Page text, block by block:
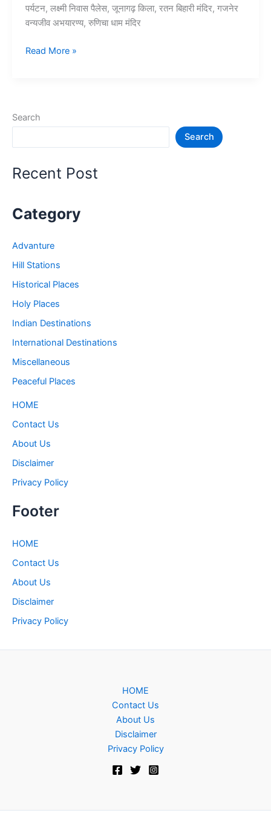
पर्यटन, लक्ष्मी निवास पैलेस, जूनागढ़ किला, रतन बिहारी मंदिर, गजनेर
वन्यजीव अभयारण्य, रुणिचा धाम मंदिर
10+
जगह
Places
Read More »
Search
Search
Recent Post
Category
Advanture
Hill Stations
Historical Places
Holy Places
Indian Destinations
International Destinations
Miscellaneous
Peaceful Places
HOME
Contact Us
About Us
Disclaimer
Privacy Policy
Footer
HOME
Contact Us
About Us
Disclaimer
Privacy Policy
HOME
Contact Us
About Us
Disclaimer
Privacy Policy